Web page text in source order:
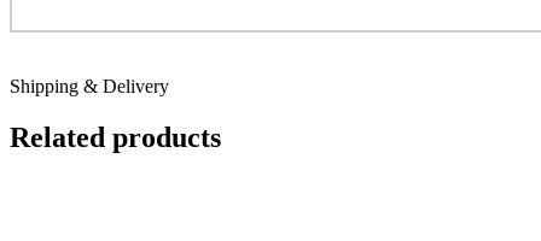
Shipping & Delivery
Related products